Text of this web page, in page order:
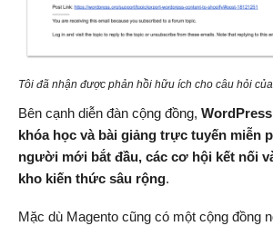
Tôi đã nhận được phản hồi hữu ích cho câu hỏi
Bên cạnh diễn đàn cộng đồng,
khóa học và bài giảng trực tuyến miễn
người mới bắt đầu, các cơ hội kết nối
kho kiến ​​thức sâu rộng.
Mặc dù Magento cũng có một cộng đồng